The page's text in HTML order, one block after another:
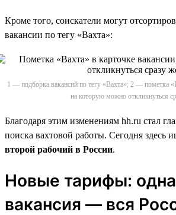
Кроме того, соискатели могут
вакансии по тегу «Вахта»:
1 — подборка вакансий по тегу «Вахта»; 2 — пометка
на которую можно откликнуться
Благодаря этим изменениям hh.ru стал
поиска вахтовой работы. Сегодня здесь
второй рабочий в России.
Новые тарифы: одна
вакансия — вся